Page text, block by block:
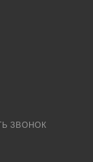
ЗВОНОК